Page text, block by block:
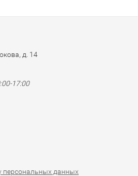
д. 14
17:00
персональных данных